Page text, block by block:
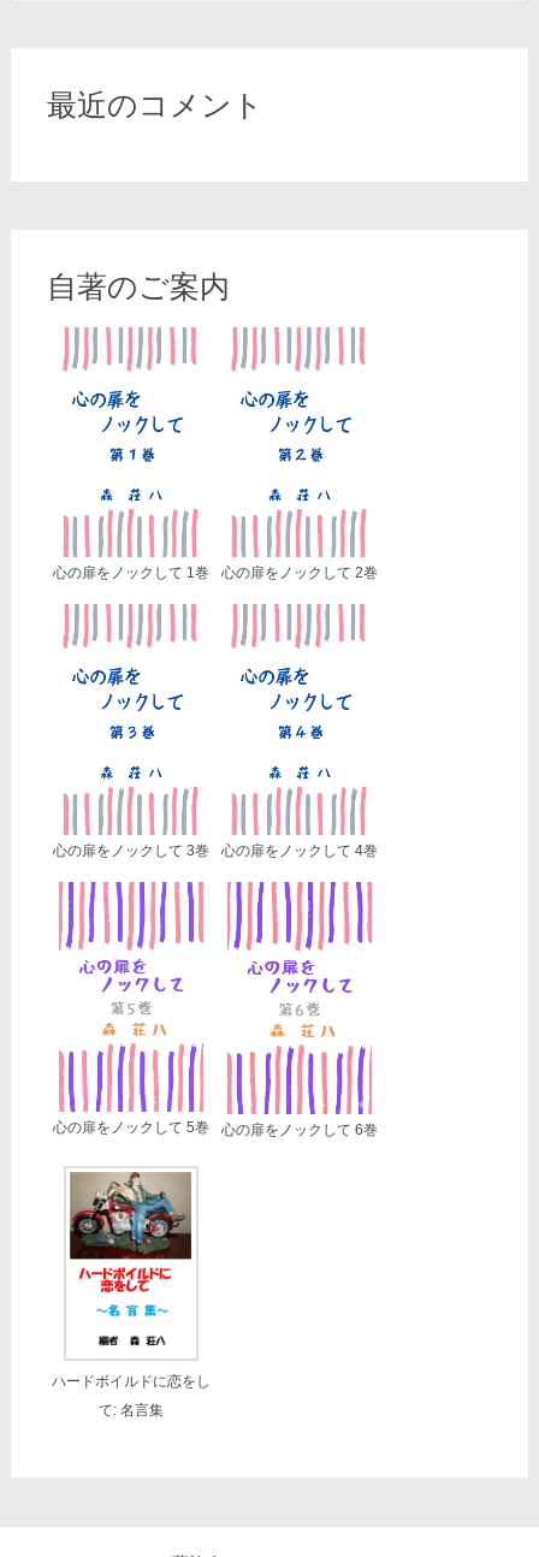
最近のコメント
自著のご案内
心の扉をノックして 1巻 心の扉をノックして 2巻
心の扉をノックして 3巻 心の扉をノックして 4巻
心の扉をノックして 5巻 心の扉をノックして 6巻
ハードボイルドに恋をし
て: 名言集